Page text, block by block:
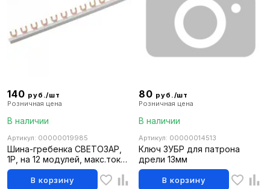
140 руб./шт
Розничная цена
В наличии
Артикул: 00000019985
Шина-гребенка СВЕТОЗАР,
1Р, на 12 модулей, макс.ток
63А
В корзину
80 руб./шт
Розничная цена
В наличии
Артикул: 00000014513
Ключ ЗУБР для патрона
дрели 13мм
В корзину